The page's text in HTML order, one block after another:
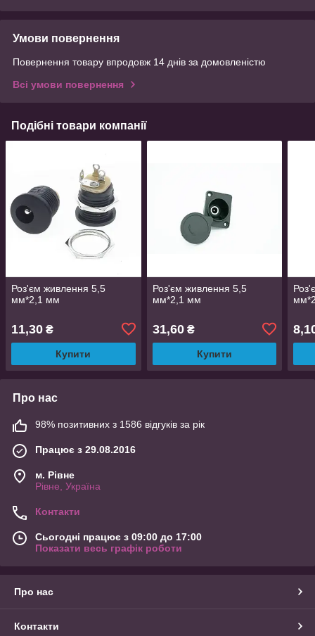
Умови повернення
Повернення товару впродовж 14 днів за домовленістю
Всі умови повернення
Подібні товари компанії
Роз'єм живлення 5,5
мм*2,1 мм
11,30 ₴
Купити
Роз'єм живлення 5,5
мм*2,1 мм
31,60₴
Купити
Про нас
98% позитивних з 1586 відгуків за рік
Працює з 29.08.2016
м. Рівне
Рівне, Україна
Контакти
Сьогодні працює з 09:00 до 17:00
Показати весь графік роботи
Про нас
Контакти